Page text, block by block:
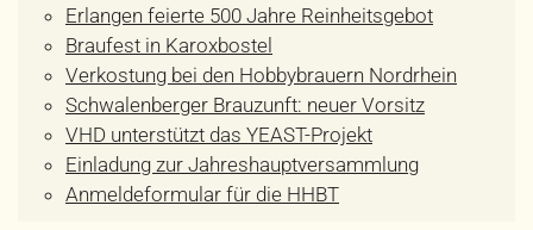
Erlangen feierte 500 Jahre Reinheitsgebot
Braufest in Karoxbostel
Verkostung bei den Hobbybrauern Nordrhein
Schwalenberger Brauzunft: neuer Vorsitz
VHD unterstützt das YEAST-Projekt
Einladung zur Jahreshauptversammlung
Anmeldeformular für die HHBT